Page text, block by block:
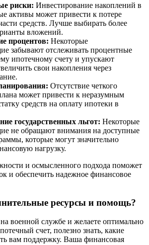
риски: Инвестирование накоплений в
активы может привести к потере
средств. Лучше выбирать более
вложений.
процентов: Некоторые
забывают отслеживать процентные
ипотечному счету и упускают
свои накопления через
Отсутствие четкого
может привести к неразумным
средств на оплату ипотеки в
государственных льгот: Некоторые
не обращают внимания на доступные
которые могут значительно
нагрузку.
и осмысленного подхода поможет
и обеспечить надежное финансовое
ресурсы и помощь?
военной службе и желаете оптимально
счет, полезно знать, какие
вам поддержку. Ваша финансовая